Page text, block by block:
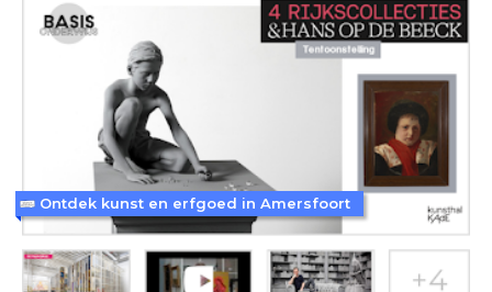
Ontdek kunst en erfgoed in Amersfoort